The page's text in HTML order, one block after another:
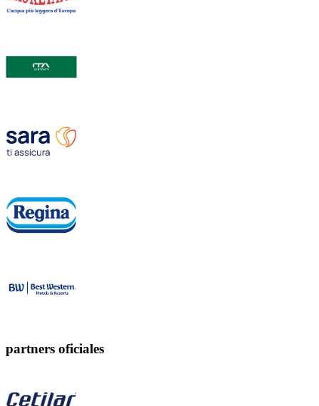
partners oficiales